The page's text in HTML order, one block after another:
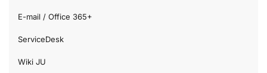
E-mail / Office 365+
ServiceDesk
Wiki JU